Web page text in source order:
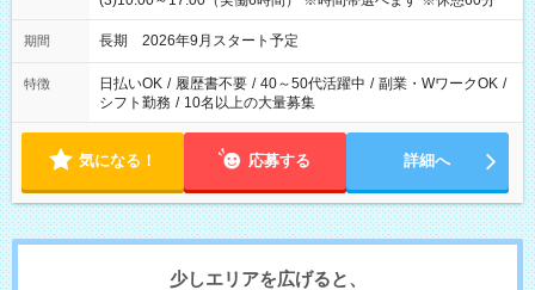
期間 長期 2026年9月スタート予定
特徴 日払いOK / 履歴書不要 / 40～50代活躍中 / 副業・WワークOK /
シフト勤務 / 10名以上の大量募集
気になる！ 応募する 詳細へ
少しエリアを広げると、